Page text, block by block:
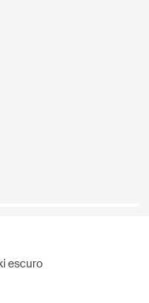
escuro